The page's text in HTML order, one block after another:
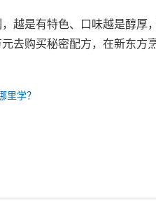
越是有特色、口味越是醇厚
去购买秘密配方，在新东方
里学？